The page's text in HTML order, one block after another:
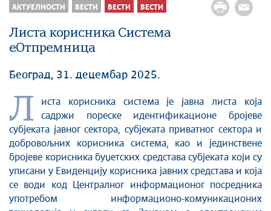
АКТУЕЛНОСТИ ВЕСТИ ВЕСТИ ВЕСТИ
Листа корисника Система
еОтпремница
Београд, 31. децембар 2025.
Л
иста корисника система је јавна листа која
садржи пореске идентификационе бројеве
субјеката јавног сектора, субјеката приватног сектора и
добровољних корисника система, као и јединствене
бројеве корисника буџетских средстава субјеката који су
уписани у Евиденцију корисника јавних средстава и која
се води код Централног информационог посредника
употребом информационо-комуникационих